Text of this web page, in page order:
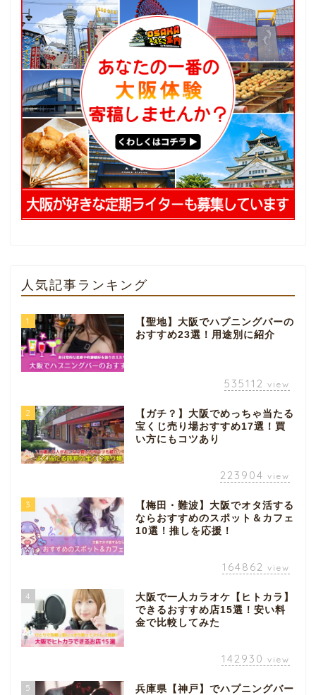
人気記事ランキング
1
【聖地】大阪でハプニングバーの
おすすめ23選！用途別に紹介
535112 view
2
【ガチ？】大阪でめっちゃ当たる
宝くじ売り場おすすめ17選！買
い方にもコツあり
223904 view
3
【梅田・難波】大阪でオタ活する
ならおすすめのスポット＆カフェ
10選！推しを応援！
164862 view
4
大阪で一人カラオケ【ヒトカラ】
できるおすすめ店15選！安い料
金で比較してみた
142930 view
5
兵庫県【神戸】でハプニングバー